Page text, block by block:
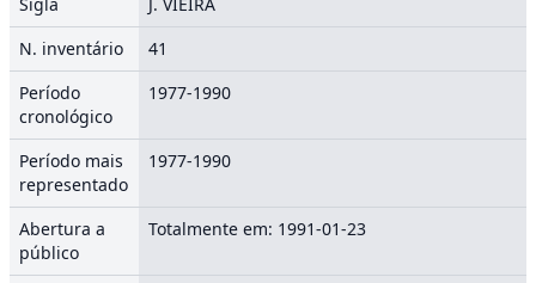
N. inventário
41
Período
cronológico
1977-1990
Período mais
representado
1977-1990
Abertura a
público
Totalmente em: 1991-01-23